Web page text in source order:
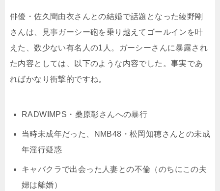
俳優・佐久間由衣さんとの結婚で話題となった綾野剛
さんは、見事ガーシー砲を乗り越えてゴールインを叶
えた、数少ない有名人の1人。ガーシーさんに暴露され
た内容としては、以下のような内容でした。事実であ
ればかなり衝撃的ですね。
RADWIMPS・桑原彰さんへの暴行
当時未成年だった、NMB48・松岡知穂さんとの未成
年淫行疑惑
キャバクラで出会った人妻との不倫（のちにこの夫
婦は離婚）